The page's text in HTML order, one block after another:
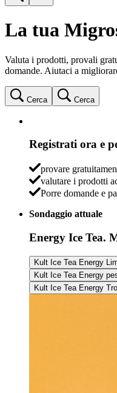
La tua
Valuta i prodotti, provali
domande. Aiutaci a
Cerca Cerca
Registrati ora e
provare
valutare i prodotti
Porre domande e
Sondaggio attuale
Energy Ice Tea.
Kult Ice Tea Energy
Kult Ice Tea Energy
Kult Ice Tea Energy